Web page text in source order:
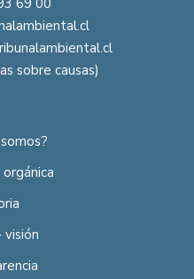
69 00
sobre causas)
visión